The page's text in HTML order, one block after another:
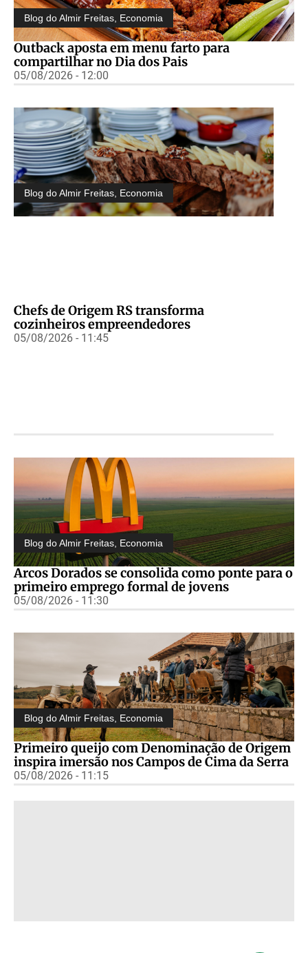
Blog do Almir Freitas Economia
Outback aposta em menu farto para
compartilhar no Dia dos Pais
05/08/2026 - 12:00
Blog do Almir Freitas Economia
Chefs de Origem RS transforma
cozinheiros empreendedores
05/08/2026 - 11:45
Blog do Almir Freitas Economia
Arcos Dorados se consolida como ponte para o
primeiro emprego formal de jovens
05/08/2026 - 11:30
Blog do Almir Freitas Economia
Primeiro queijo com Denominação de Origem
inspira imersão nos Campos de Cima da Serra
05/08/2026 - 11:15